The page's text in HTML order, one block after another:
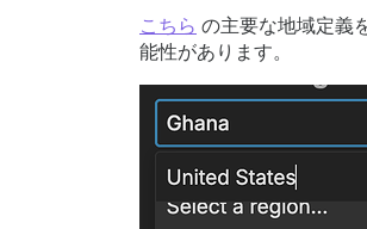
こちら の主要な地域定義
能性があります。